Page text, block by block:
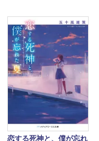
恋する死神と、僕が忘れ